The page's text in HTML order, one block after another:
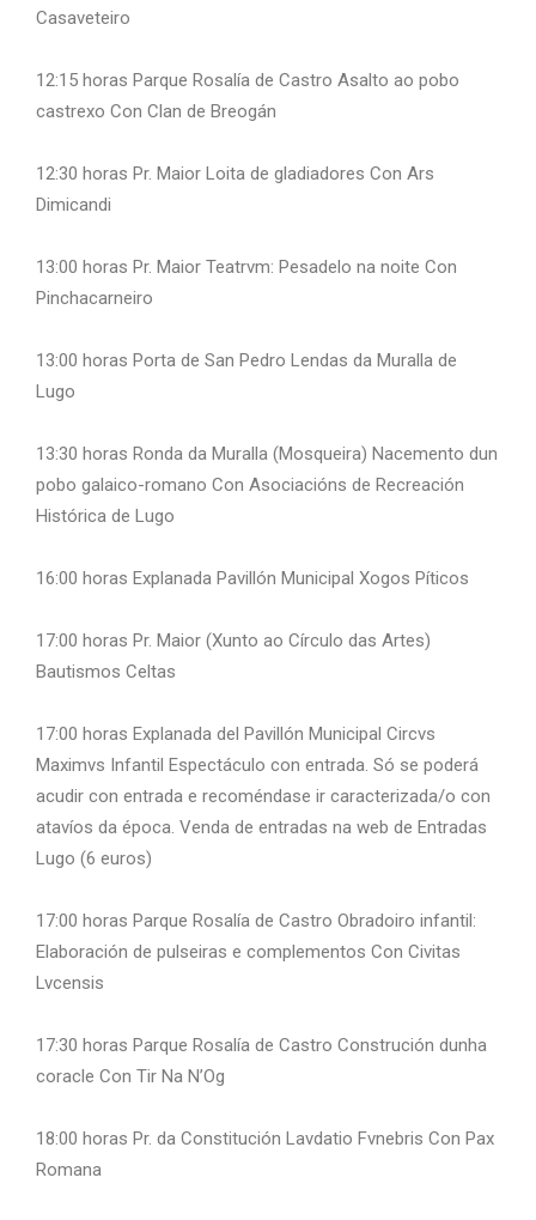
Casaveteiro
12:15 horas Parque Rosalía de Castro Asalto ao pobo
castrexo Con Clan de Breogán
12:30 horas Pr. Maior Loita de gladiadores Con Ars
Dimicandi
13:00 horas Pr. Maior Teatrvm: Pesadelo na noite Con
Pinchacarneiro
13:00 horas Porta de San Pedro Lendas da Muralla de
Lugo
13:30 horas Ronda da Muralla (Mosqueira) Nacemento dun
pobo galaico-romano Con Asociacións de Recreación
Histórica de Lugo
16:00 horas Explanada Pavillón Municipal Xogos Píticos
17:00 horas Pr. Maior (Xunto ao Círculo das Artes)
Bautismos Celtas
17:00 horas Explanada del Pavillón Municipal Circvs
Maximvs Infantil Espectáculo con entrada. Só se poderá
acudir con entrada e recoméndase ir caracterizada/o con
atavíos da época. Venda de entradas na web de Entradas
Lugo (6 euros)
17:00 horas Parque Rosalía de Castro Obradoiro infantil:
Elaboración de pulseiras e complementos Con Civitas
Lvcensis
17:30 horas Parque Rosalía de Castro Construción dunha
coracle Con Tir Na N’Og
18:00 horas Pr. da Constitución Lavdatio Fvnebris Con Pax
Romana